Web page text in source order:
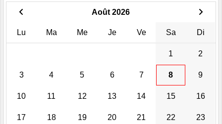
Août 2026
Lu Ma Me Je Ve Sa Di
1 2
3 4 5 6 7 8 9
10 11 12 13 14 15 16
17 18 19 20 21 22 23